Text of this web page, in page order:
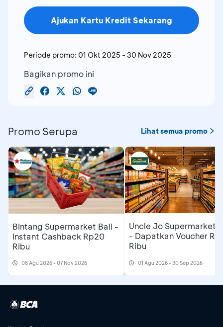
Ajukan Kartu Kredit Sekarang
Periode promo: 01 Okt 2025 - 30 Nov 2025
Bagikan promo ini
Promo Serupa Lihat semua promo
Bintang Supermarket Bali -
Instant Cashback Rp20
Ribu
08 Agu 2026 - 07 Nov 2026
Uncle Jo Supermarket
- Dapatkan Voucher
Ribu
01 Agu 2026 - 30 Sep 2026